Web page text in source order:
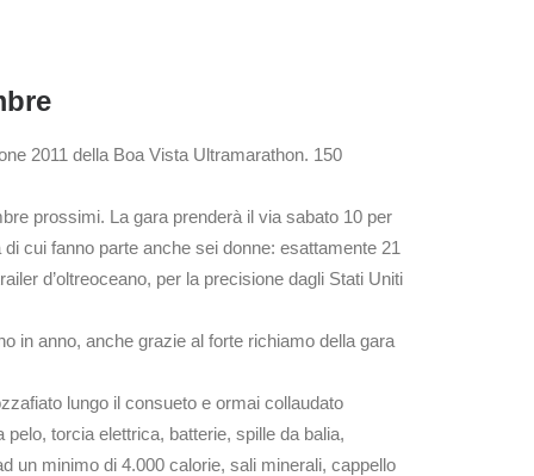
2011 della Boa Vista Ultramarathon. 150
prossimi. La gara prenderà il via sabato 10 per
cui fanno parte anche sei donne: esattamente 21
d’oltreoceano, per la precisione dagli Stati Uniti
in anno, anche grazie al forte richiamo della gara
lungo il consueto e ormai collaudato
torcia elettrica, batterie, spille da balia,
un minimo di 4.000 calorie, sali minerali, cappello